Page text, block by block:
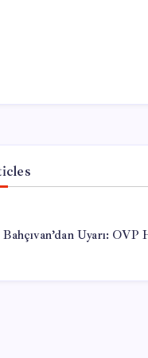
Bahçıvan’dan Uyarı: